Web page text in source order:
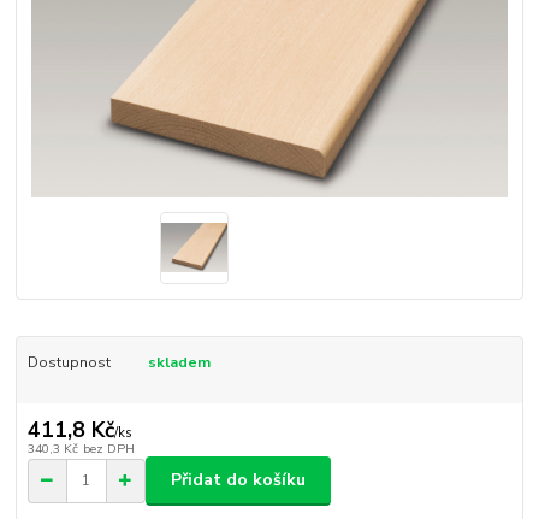
Dostupnost skladem
411,8 Kč/ks
340,3 Kč bez DPH
Přidat do košíku